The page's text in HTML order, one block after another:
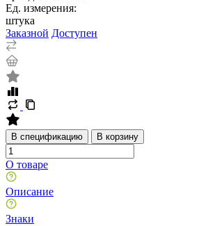
Ед. измерения:
штука
Заказной Доступен
В спецификацию В корзину
О товаре
Описание
Знаки